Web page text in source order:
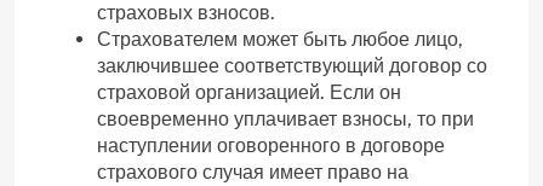
страховых взносов.
Страхователем может быть любое лицо,
заключившее соответствующий договор со
страховой организацией. Если он
своевременно уплачивает взносы, то при
наступлении оговоренного в договоре
страхового случая имеет право на